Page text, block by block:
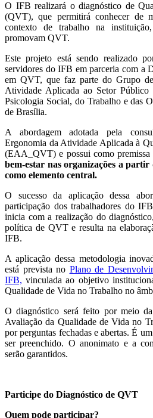
O IFB realizará o diagnóstico de
(QVT), que permitirá conhecer de
contexto de trabalho na
promovam QVT.
Este projeto está sendo realizado
servidores do IFB em parceria com a
em QVT, que faz parte do Grupo
Atividade Aplicada ao Setor
Psicologia Social, do Trabalho e das
de Brasília.
A abordagem adotada pela
Ergonomia da Atividade Aplicada à
(EAA_QVT) e possui como premissa
bem-estar nas organizações a
como elemento central.
O sucesso da aplicação dessa
participação dos trabalhadores do
inicia com a realização do
política de QVT e resulta na
IFB.
A aplicação dessa metodologia
está prevista no Plano de
IFB, vinculada ao objetivo
Qualidade de Vida no Trabalho no
O diagnóstico será feito por meio
Avaliação da Qualidade de Vida no
por perguntas fechadas e abertas. É
ser preenchido. O anonimato e a
serão garantidos.
Participe do Diagnóstico de QVT
Quem pode participar?